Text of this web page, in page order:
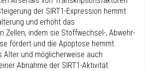
der SIRT1-Expression hemmt
und erhöht das
Zellen, indem sie Stoffwechsel-, Abwehr-
fördert und die Apoptose hemmt.
Alter und möglicherweise auch
Abnahme der SIRT1-Aktivität